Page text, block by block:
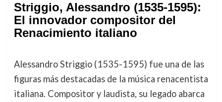
Striggio, Alessandro (1535-1595):
El innovador compositor del
Renacimiento italiano
Alessandro Striggio (1535-1595) fue una de las
figuras más destacadas de la música renacentista
italiana. Compositor y laudista, su legado abarca